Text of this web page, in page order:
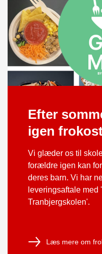
Efter
igen
Vi glæder os til
forældre igen kan
deres barn. Vi har
leveringsaftale med
Tranbjergskolen'.
Læs mere om